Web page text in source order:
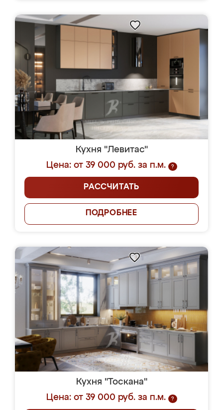
Кухня "Левитас"
Цена: от 39 000 руб. за п.м.
?
РАССЧИТАТЬ
ПОДРОБНЕЕ
Кухня "Тоскана"
Цена: от 39 000 руб. за п.м.
?